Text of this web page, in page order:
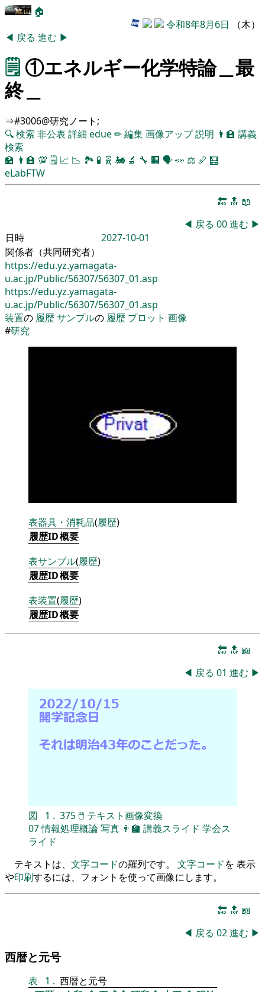
🏠
令和8年8月6日 （木）
◀ 戻る 進む ▶
🗒️ ①エネルギー化学特論＿最
終＿
⇒#3006@研究ノート;
🔍検索 非公表 詳細 edue✏編集画像アップ説明 👨‍🏫 講義
検索
🏫 👨‍🏫 💯 🗒️ 📈 📉 🏞 🧪 🧬 🚂 🔬 🔧 🏢 🗣️👀 ⚖️ 📏 🧮
eLabFTW
🔚 🔝 📖
◀ 戻る 00進む ▶
日時
2027-10-01
関係者（共同研究者）
https://edu.yz.yamagata-
u.ac.jp/Public/56307/56307_01.asp
https://edu.yz.yamagata-
u.ac.jp/Public/56307/56307_01.asp
装置の 履歴サンプルの 履歴 プロット 画像
#研究
表器具・消耗品(履歴)
履歴ID概要
表サンプル(履歴)
履歴ID概要
表装置(履歴)
履歴ID概要
🔚 🔝 📖
◀ 戻る 01 進む ▶
図 1 . 375🖱 テキスト画像変換
07情報処理概論写真 👨‍🏫 講義スライド 学会ス
ライド
テキストは、 文字コードの羅列です。 文字コードを 表示
や印刷するには、フォントを使って画像にします。
🔚 🔝 📖
◀ 戻る 02進む ▶
西暦と元号
表 1 . 西暦と元号